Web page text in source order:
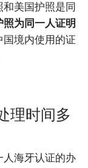
美国护照是同
为同一人证明
国境内使用的证
理时间多
人海牙认证的办